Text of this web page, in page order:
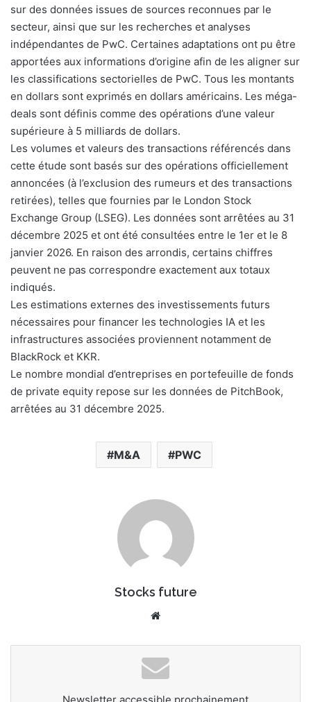
sur des données issues de sources reconnues par le
secteur, ainsi que sur les recherches et analyses
indépendantes de PwC. Certaines adaptations ont pu être
apportées aux informations d’origine afin de les aligner sur
les classifications sectorielles de PwC. Tous les montants
en dollars sont exprimés en dollars américains. Les méga-
deals sont définis comme des opérations d’une valeur
supérieure à 5 milliards de dollars.
Les volumes et valeurs des transactions référencés dans
cette étude sont basés sur des opérations officiellement
annoncées (à l’exclusion des rumeurs et des transactions
retirées), telles que fournies par le London Stock
Exchange Group (LSEG). Les données sont arrêtées au 31
décembre 2025 et ont été consultées entre le 1er et le 8
janvier 2026. En raison des arrondis, certains chiffres
peuvent ne pas correspondre exactement aux totaux
indiqués.
Les estimations externes des investissements futurs
nécessaires pour financer les technologies IA et les
infrastructures associées proviennent notamment de
BlackRock et KKR.
Le nombre mondial d’entreprises en portefeuille de fonds
de private equity repose sur les données de PitchBook,
arrêtées au 31 décembre 2025.
M&A PWC
Stocks future